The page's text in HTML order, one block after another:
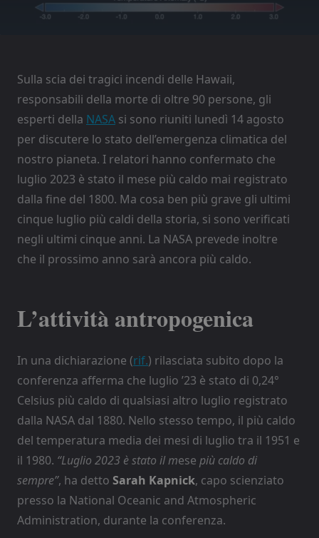
Sulla scia dei tragici incendi delle Hawaii,
responsabili della morte di oltre 90 persone, gli
esperti della NASA si sono riuniti lunedì 14 agosto
per discutere lo stato dell’emergenza climatica del
nostro pianeta. I relatori hanno confermato che
luglio 2023 è stato il mese più caldo mai registrato
dalla fine del 1800. Ma cosa ben più grave gli ultimi
cinque luglio più caldi della storia, si sono verificati
negli ultimi cinque anni. La NASA prevede inoltre
che il prossimo anno sarà ancora più caldo.
L’attività antropogenica
In una dichiarazione (rif.) rilasciata subito dopo la
conferenza afferma che luglio ’23 è stato di 0,24°
Celsius più caldo di qualsiasi altro luglio registrato
dalla NASA dal 1880. Nello stesso tempo, il più caldo
del temperatura media dei mesi di luglio tra il 1951 e
il 1980. “Luglio 2023 è stato il mese più caldo di
sempre”, ha detto Sarah Kapnick, capo scienziato
presso la National Oceanic and Atmospheric
Administration, durante la conferenza.